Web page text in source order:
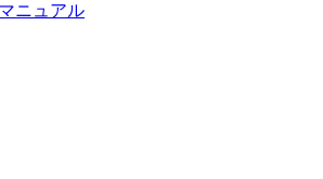
ニュアル